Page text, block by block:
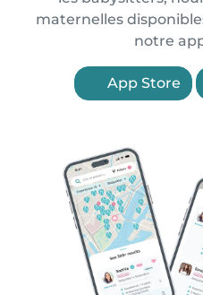
maternelles
notre
App Store